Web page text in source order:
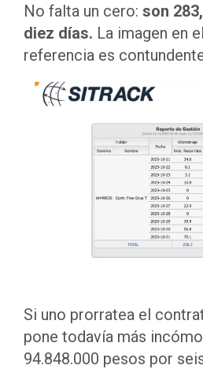
No falta un cero: son
diez días. La imagen en
referencia es
Si uno prorratea el
pone todavía más
94.848.000 pesos por